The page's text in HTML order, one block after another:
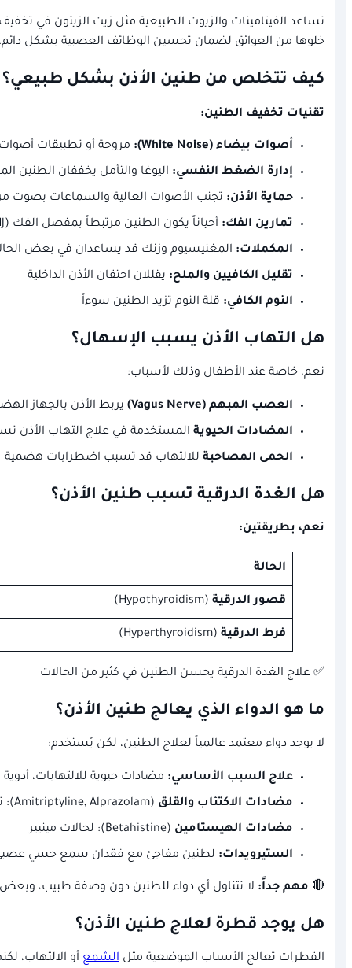
تساعد الفيتامينات والزيوت الطبيعية مثل زيت الزيتون في
خلوها من العوائق لضمان تحسين الوظائف العصبية بشكل
كيف تتخلص من طنين الأذن بشكل طبيعي؟
تقنيات تخفيف الطنين:
أصوات بيضاء (White Noise): مروحة أو تطبيقات
إدارة الضغط النفسي: اليوغا والتأمل يخففان الطنين
حماية الأذن: تجنب الأصوات العالية والسماعات بصوت
تمارين الفك: أحياناً يكون الطنين مرتبطاً بمفصل الفك (TMJ)
المكملات: المغنيسيوم وزنك قد يساعدان في بعض
تقليل الكافيين والملح: يقللان احتقان الأذن الداخلية
النوم الكافي: قلة النوم تزيد الطنين سوءاً
هل التهاب الأذن يسبب الإسهال؟
نعم، خاصة عند الأطفال وذلك لأسباب:
العصب المبهم (Vagus Nerve) يربط الأذن بالجهاز
المضادات الحيوية المستخدمة في علاج التهاب الأذن
الحمى المصاحبة للالتهاب قد تسبب اضطرابات هضمية
هل الغدة الدرقية تسبب طنين الأذن؟
نعم، بطريقتين:
الحالة
قصور الدرقية (Hypothyroidism)
فرط الدرقية (Hyperthyroidism)
✅ علاج الغدة الدرقية يحسن الطنين في كثير من الحالات
ما هو الدواء الذي يعالج طنين الأذن؟
لا يوجد دواء معتمد عالمياً لعلاج الطنين، لكن يُستخدم:
علاج السبب الأساسي: مضادات حيوية للالتهابات،
مضادات الاكتئاب والقلق (Amitriptyline, Alprazolam): تخفف الإحساس بالطنين
مضادات الهيستامين (Betahistine): لحالات مينيير
الستيرويدات: لطنين مفاجئ مع فقدان سمع حسي
🔴 مهم جداً: لا تتناول أي دواء للطنين دون وصفة طبيب،
هل يوجد قطرة لعلاج طنين الأذن؟
القطرات تعالج الأسباب الموضعية مثل الشمع أو الالتهاب،